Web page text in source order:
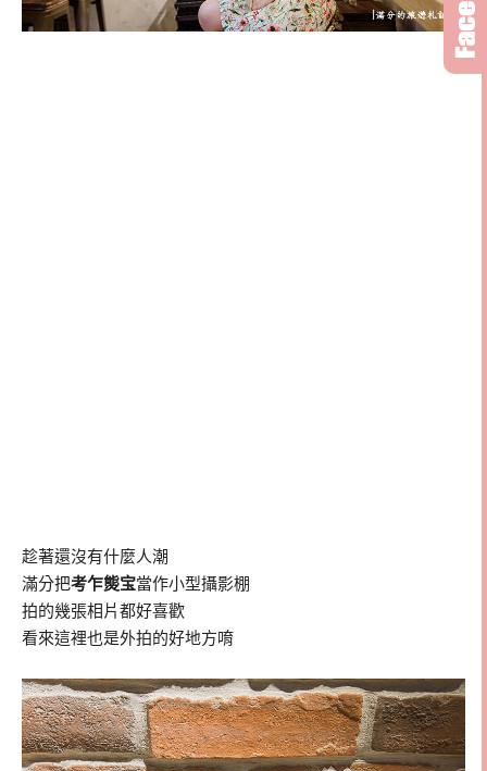
趁著還沒有什麼人潮
滿分把考乍熋宝當作小型攝影棚
拍的幾張相片都好喜歡
看來這裡也是外拍的好地方唷